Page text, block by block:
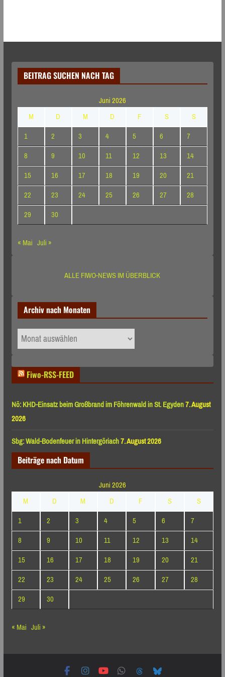
BEITRAG SUCHEN NACH TAG
Juni 2026
M
D M D F S
S
1
2 3 4 5 6
7
8
9 10 11 12 13
14
15
16 17 18 19 20
21
22
23 24 25 26 27
28
29
30
« Mai Juli »
ALLE FIWO-NEWS IM ÜBERBLICK
Archiv nach Monaten
Archiv
nach
Fiwo-RSS-FEED
Nö: KHD-Einsatz beim Großbrand im Föhrenwald in St. Egyden7. August
2026
Sbg: Wald-Bodenfeuer in Hintergöriach7. August 2026
Beiträge nach Datum
Juni 2026
M
D M D F S
S
1
2 3 4 5 6
7
8
9 10 11 12 13
14
15
16 17 18 19 20
21
22
23 24 25 26 27
28
29
30
« Mai Juli »